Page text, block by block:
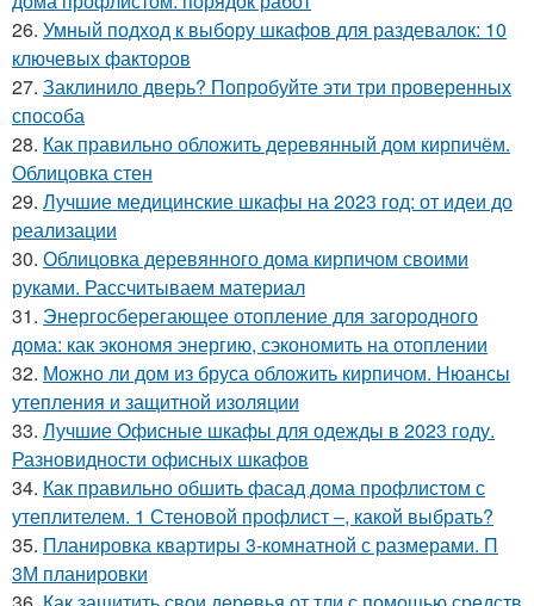
26. Умный подход к выбору шкафов для раздевалок: 10
ключевых факторов
27. Заклинило дверь? Попробуйте эти три проверенных
способа
28. Как правильно обложить деревянный дом кирпичём.
Облицовка стен
29. Лучшие медицинские шкафы на 2023 год: от идеи до
реализации
30. Облицовка деревянного дома кирпичом своими
руками. Рассчитываем материал
31. Энергосберегающее отопление для загородного
дома: как экономя энергию, сэкономить на отоплении
32. Можно ли дом из бруса обложить кирпичом. Нюансы
утепления и защитной изоляции
33. Лучшие Офисные шкафы для одежды в 2023 году.
Разновидности офисных шкафов
34. Как правильно обшить фасад дома профлистом с
утеплителем. 1 Стеновой профлист –, какой выбрать?
35. Планировка квартиры 3-комнатной с размерами. П
3М планировки